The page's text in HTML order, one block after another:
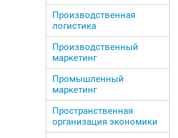
Производственная
логистика
Производственный
маркетинг
Промышленный
маркетинг
Пространственная
организация экономики